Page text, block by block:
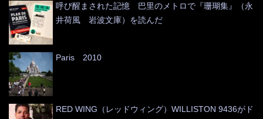
呼び醒まされた記憶 巴里のメトロで『珊瑚集』（永
井荷風 岩波文庫）を読んだ
Paris 2010
RED WING（レッドウィング）WILLISTON 9436がド